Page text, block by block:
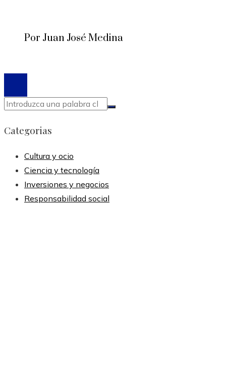
Por Juan José Medina
Categorias
Cultura y ocio
Ciencia y tecnología
Inversiones y negocios
Responsabilidad social